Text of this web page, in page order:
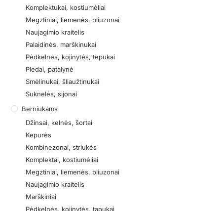
Komplektukai, kostiumėliai
Megztiniai, liemenės, bliuzonai
Naujagimio kraitelis
Palaidinės, marškinukai
Pėdkelnės, kojinytės, tepukai
Pledai, patalynė
Smėlinukai, šliaužtinukai
Suknelės, sijonai
Berniukams
Džinsai, kelnės, šortai
Kepurės
Kombinezonai, striukės
Komplektai, kostiumėliai
Megztiniai, liemenės, bliuzonai
Naujagimio kraitelis
Marškiniai
Pėdkelnės, kojinytės, tapukai